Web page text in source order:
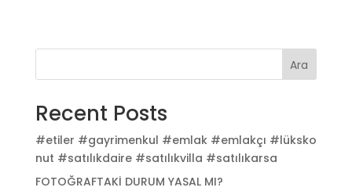
Ara
Recent Posts
#etiler #gayrimenkul #emlak #emlakçı #lüksko
nut #satılıkdaire #satılıkvilla #satılıkarsa
FOTOĞRAFTAKİ DURUM YASAL MI?